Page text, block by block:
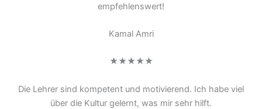
empfehlenswert!
Kamal Amri
★★★★★
Die Lehrer sind kompetent und motivierend. Ich habe viel
über die Kultur gelernt, was mir sehr hilft.